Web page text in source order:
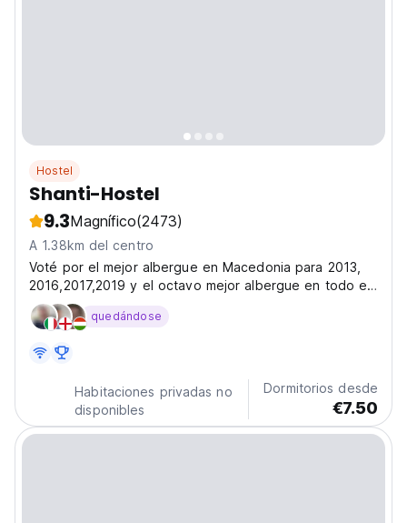
Hostel
Shanti-Hostel
9.3Magnífico(2473)
A 1.38km del centro
Voté por el mejor albergue en Macedonia para 2013,
2016,2017,2019 y el octavo mejor albergue en todo el
mundo de Hostelworld. Shanti Hostel es un lugar muy
agradable, pequeño y acogedor ubicado a solo 3
quedándose
Habitaciones privadas no
disponibles
Dormitorios desde
€7.50